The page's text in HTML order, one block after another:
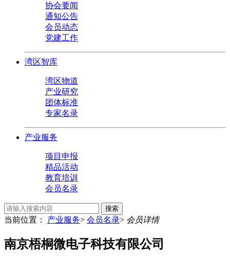
协会要闻
通知公告
会员动态
党建工作
湾区智库
湾区物道
产业研究
团体标准
专家名录
产业服务
项目申报
精品活动
教育培训
会员名录
搜索
当前位置： 产业服务> 会员名录> 会员详情
南京梧桐微电子科技有限公司